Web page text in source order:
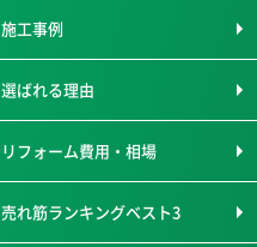
施工事例
選ばれる理由
リフォーム費用・相場
売れ筋ランキングベスト3